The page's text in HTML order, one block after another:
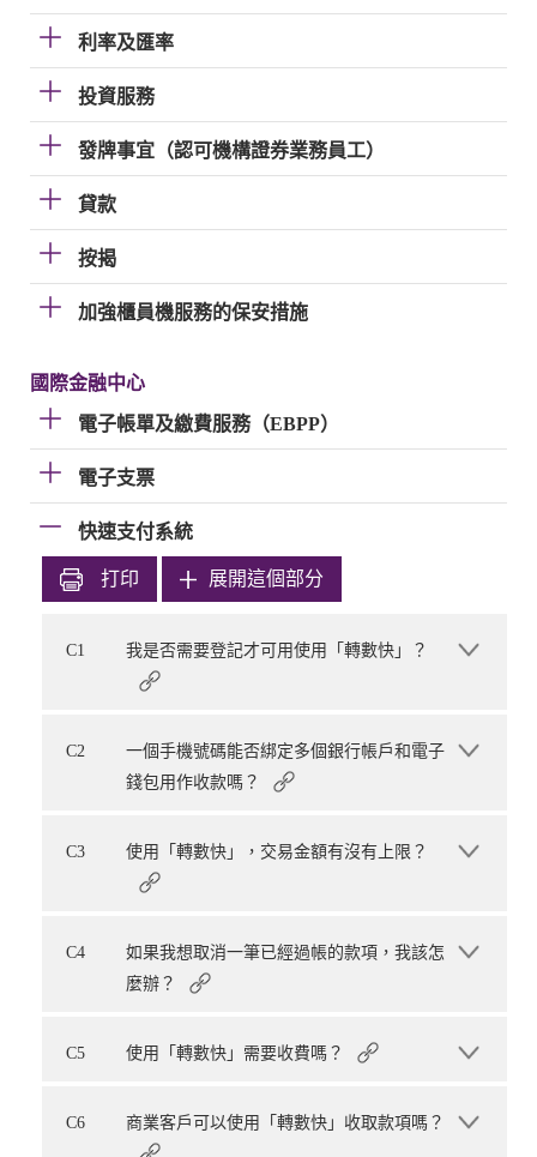
利率及匯率
投資服務
發牌事宜（認可機構證券業務員工）
貸款
按揭
加強櫃員機服務的保安措施
國際金融中心
電子帳單及繳費服務（EBPP）
電子支票
快速支付系統
打印 展開這個部分
C1 我是否需要登記才可用使用「轉數快」？
C2
一個手機號碼能否綁定多個銀行帳戶和電子
錢包用作收款嗎？
C3 使用「轉數快」，交易金額有沒有上限？
C4
如果我想取消一筆已經過帳的款項，我該怎
麼辦？
C5 使用「轉數快」需要收費嗎？
C6 商業客戶可以使用「轉數快」收取款項嗎？